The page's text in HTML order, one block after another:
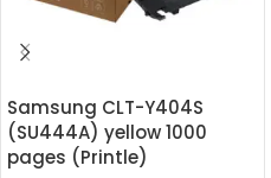
Samsung CLT-Y404S
(SU444A) yellow 1000
pages (Printle)